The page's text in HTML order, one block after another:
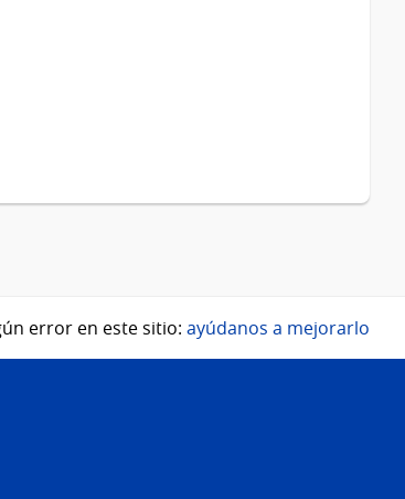
error en este sitio: ayúdanos a mejorarlo